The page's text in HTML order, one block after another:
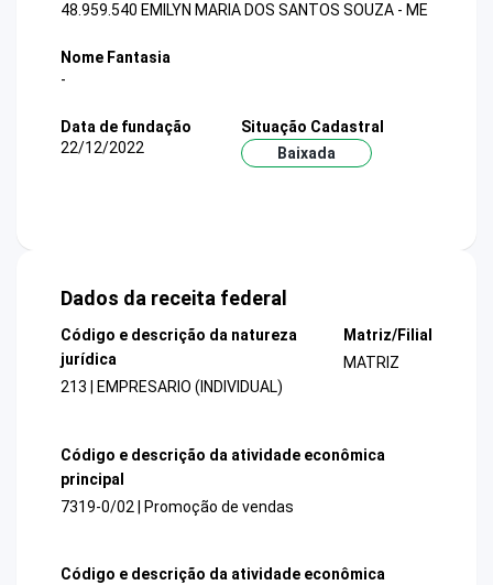
48.959.540 EMILYN MARIA DOS SANTOS SOUZA - ME
Nome Fantasia
-
Data de fundação
22/12/2022
Situação Cadastral
Baixada
Dados da receita federal
Código e descrição da natureza
jurídica
213 | EMPRESARIO (INDIVIDUAL)
Matriz/Filial
MATRIZ
Código e descrição da atividade econômica
principal
7319-0/02 | Promoção de vendas
Código e descrição da atividade econômica